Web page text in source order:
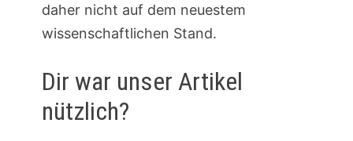
daher nicht auf dem neuestem
wissenschaftlichen Stand.
Dir war unser Artikel
nützlich?